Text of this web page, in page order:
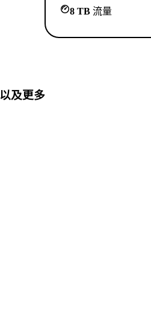
8 TB 流量
以及更多